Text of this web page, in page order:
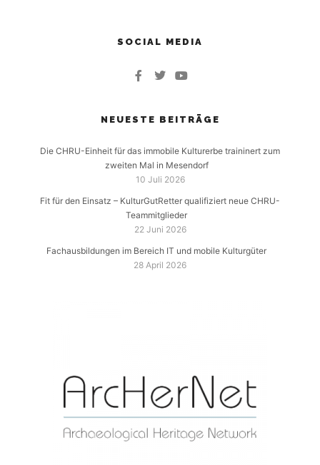
SOCIAL MEDIA
NEUESTE BEITRÄGE
Die CHRU-Einheit für das immobile Kulturerbe traininert zum
zweiten Mal in Mesendorf
10 Juli 2026
Fit für den Einsatz – KulturGutRetter qualifiziert neue CHRU-
Teammitglieder
22 Juni 2026
Fachausbildungen im Bereich IT und mobile Kulturgüter
28 April 2026